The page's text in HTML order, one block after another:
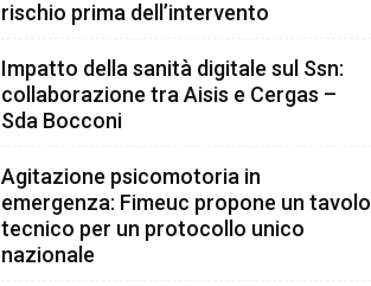
rischio prima dell’intervento
Impatto della sanità digitale sul Ssn:
collaborazione tra Aisis e Cergas –
Sda Bocconi
Agitazione psicomotoria in
emergenza: Fimeuc propone un tavolo
tecnico per un protocollo unico
nazionale